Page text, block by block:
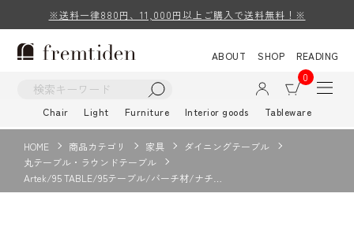
※送料一律880円、11,000円以上ご購入で送料無料！※
ABOUT SHOP
READING
0
Chair Light Furniture Interior goods Tableware
HOME 商品カテゴリ 家具
ダイニングテーブル
丸テーブル・ラウンドテーブル
Artek/95 TABLE/95テーブル/バーチ材/ナチ…